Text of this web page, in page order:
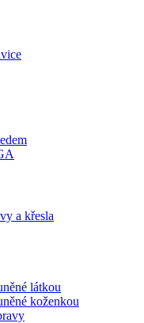
a křesla
látkou
koženkou